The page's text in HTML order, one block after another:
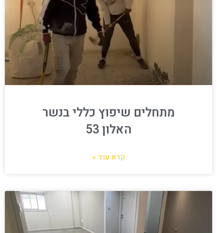
מתחלים שיפוץ כללי בנשר
האלון 53
קרא עוד »